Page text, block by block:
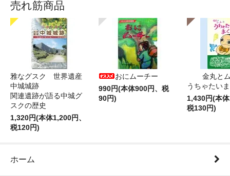
売れ筋商品
雅なグスク 世界遺産
中城城跡
関連遺跡が語る中城グ
スクの歴史
1,320円(本体1,200円、
税120円)
おにムーチー
990円(本体900円、税
90円)
金丸と
うちゃたい
1,430円(本
税130円)
ホーム